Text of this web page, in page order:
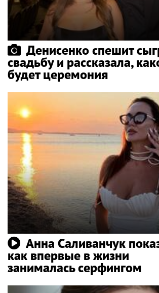
Денисенко спешит
свадьбу и рассказала,
будет церемония
Анна Саливанчук
как впервые в жизни
занималась серфингом